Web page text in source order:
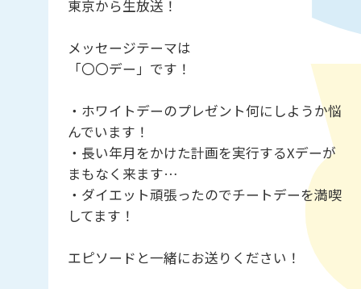
東京から生放送！
メッセージテーマは
「〇〇デー」です！
・ホワイトデーのプレゼント何にしようか悩
んでいます！
・長い年月をかけた計画を実行するXデーが
まもなく来ます…
・ダイエット頑張ったのでチートデーを満喫
してます！
エピソードと一緒にお送りください！